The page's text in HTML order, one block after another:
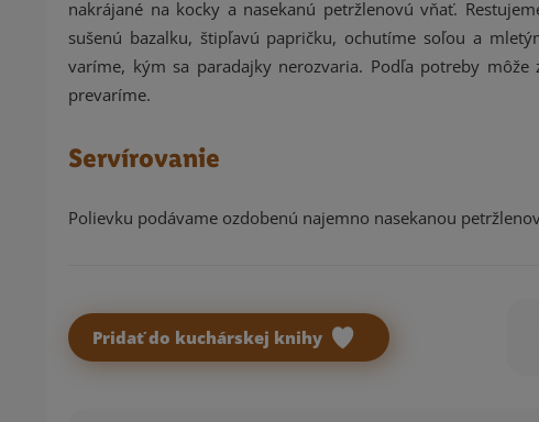
nakrájané na kocky a nasekanú petržlenovú vňať.
sušenú bazalku, štipľavú papričku, ochutíme soľou a
varíme, kým sa paradajky nerozvaria. Podľa potreby
prevaríme.
Servírovanie
Polievku podávame ozdobenú najemno nasekanou
Pridať do kuchárskej knihy